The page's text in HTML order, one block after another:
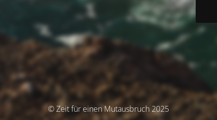
© Zeit für einen Mutausbruch 2025